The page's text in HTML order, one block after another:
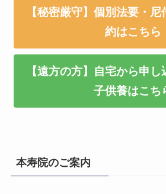
【秘密厳守】個別法要・
約はこちら
【遠方の方】自宅から申
子供養はこち
本寿院のご案内